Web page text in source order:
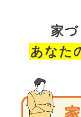
家
あなた